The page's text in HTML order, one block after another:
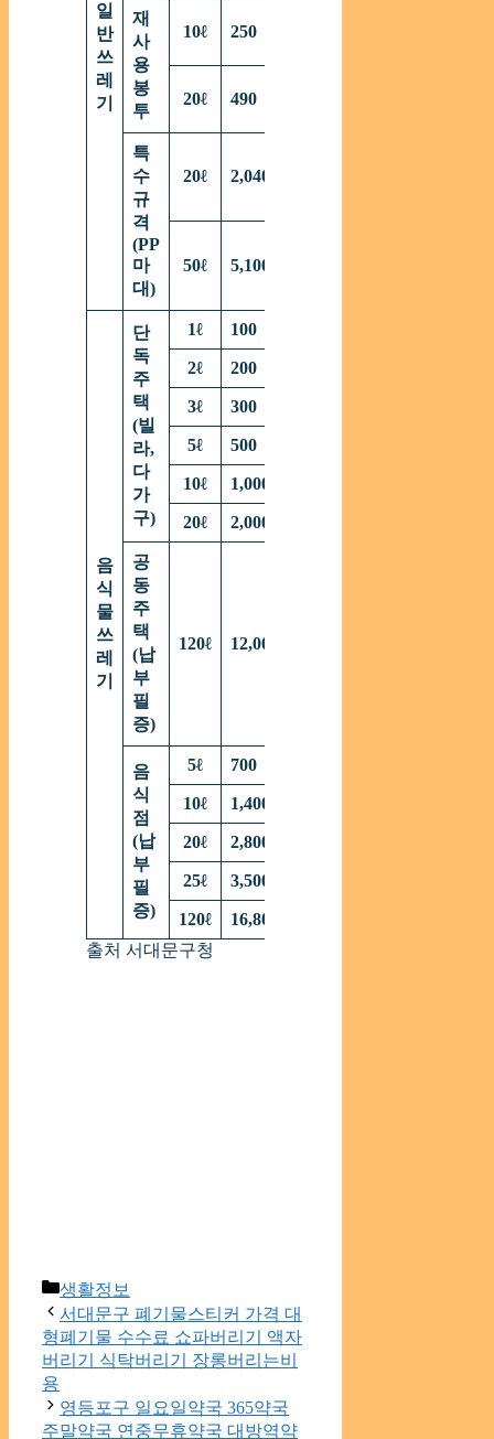
일
반
쓰
레
기
재
사
용
봉
투
10ℓ 250
20ℓ 490
특
수
규
격
(PP
마
대)
20ℓ 2,040
50ℓ 5,100
음
식
물
쓰
레
기
단
독
주
택
(빌
라,
다
가
구)
1ℓ 100
2ℓ 200
3ℓ 300
5ℓ 500
10ℓ 1,000
20ℓ 2,000
공
동
주
택
(납
부
필
증)
120ℓ 12,000
음
식
점
(납
부
필
증)
5ℓ 700
10ℓ 1,400
20ℓ 2,800
25ℓ 3,500
120ℓ
16,800
출처 서대문구청
Categories
생활정보
서대문구 폐기물스티커 가격 대
형폐기물 수수료 쇼파버리기 액자
버리기 식탁버리기 장롱버리는비
용
영등포구 일요일약국 365약국
주말약국 연중무휴약국 대방역약